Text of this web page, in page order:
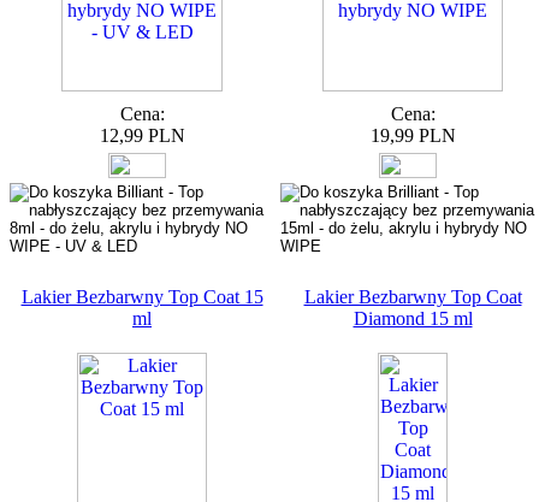
Cena:
12,99 PLN
Cena:
19,99 PLN
Lakier Bezbarwny Top Coat 15
ml
Lakier Bezbarwny Top Coat
Diamond 15 ml